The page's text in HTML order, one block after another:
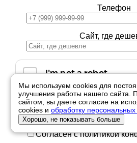
Телефон
Сайт, где
Согласен с политикой
Мы используем cookies для
улучшения работы нашего сайта.
сайтом, вы даете согласие на
cookies и обработку
Хорошо, не показывать больше